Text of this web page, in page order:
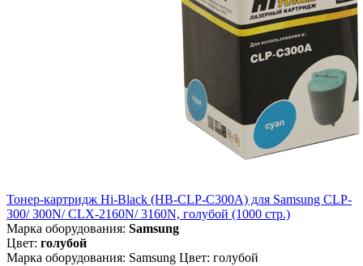
Тонер-картридж Hi-Black (HB-CLP-C300A) для Samsung CLP-
300/ 300N/ CLX-2160N/ 3160N, голубой (1000 стр.)
Марка оборудования: Samsung
Цвет: голубой
Марка оборудования: Samsung Цвет: голубой